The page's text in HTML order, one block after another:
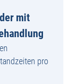
mit
pro